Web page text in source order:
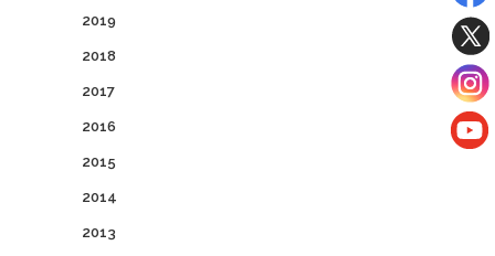
2019
2018
2017
2016
2015
2014
2013